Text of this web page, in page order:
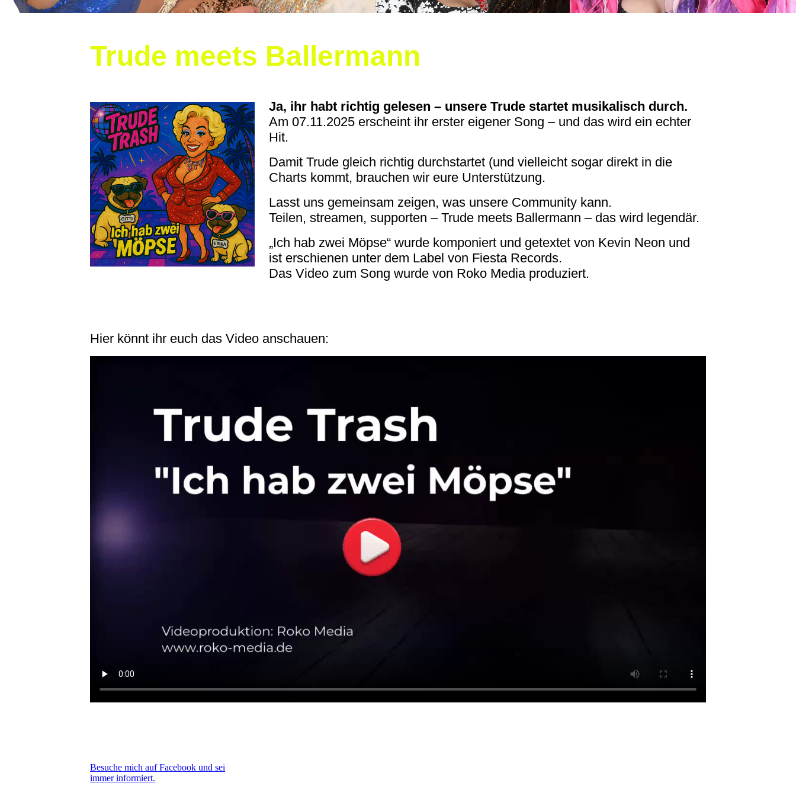
Trude meets Ballermann
Ja, ihr habt richtig gelesen – unsere Trude startet musikalisch durch.
Am 07.11.2025 erscheint ihr erster eigener Song – und das wird ein echter
Hit.
Damit Trude gleich richtig durchstartet (und vielleicht sogar direkt in die
Charts kommt, brauchen wir eure Unterstützung.
Lasst uns gemeinsam zeigen, was unsere Community kann.
Teilen, streamen, supporten – Trude meets Ballermann – das wird legendär.
„Ich hab zwei Möpse“ wurde komponiert und getextet von Kevin Neon und
ist erschienen unter dem Label von Fiesta Records.
Das Video zum Song wurde von Roko Media produziert.
Hier könnt ihr euch das Video anschauen:
Besuche mich auf Facebook und sei
immer informiert.